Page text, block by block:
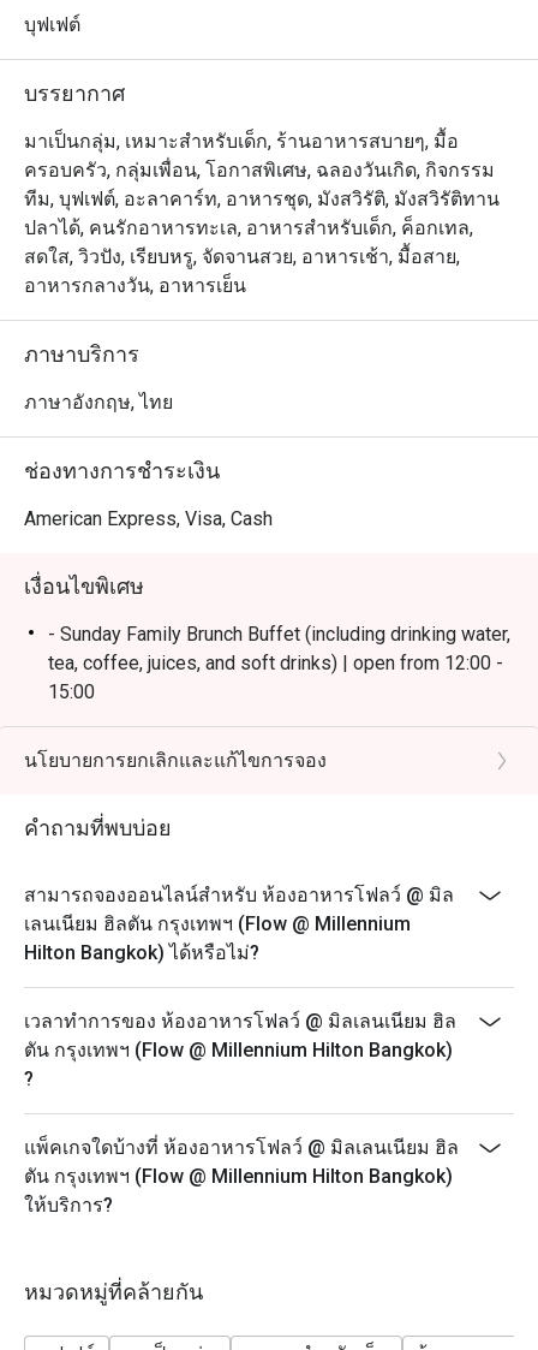
เนื้อวากิวที่ปรุงแบบสโลว์คุก และโรงละครของหวานขึ้นชื่อ
Flow @ Millennium Hilton Bangkok คือห้องอาหาร
นานาชาติที่ให้บริการบุฟเฟ่ต์ โดยตั้งอยู่ชั้น 1 ของโรงแรม
Millennium Hilton Bangkok พร้อมทางเชื่อมใกล้ไอคอน
สยามและ BTS คลองสาน บรรยากาศริมแม่น้ำเจ้าพระยา
・จุดเด่นของร้านคือบุฟเฟ่ต์คุณภาพ ทั้ง ซีฟู้ดสด, ชีสเซเล็ก
ชันหลากชนิด, และเมนูห้ามพลาดอย่าง Massaman Beef
มาก พร้อมบริการเอาใจใส่จากทีมงาน
・เหมาะสำหรับคนพื้นที่ที่ต้องการดินเนอร์บุฟเฟ่ต์รสชาติดี
มื้อครอบครัวและโอกาสพิเศษ
・เหมาะสำหรับนักท่องเที่ยวที่มองหาบุฟเฟ่ต์คุณภาพ พร้อม
วิวริมแม่น้ำ และตั้งอยู่ใกล้ไอคอนสยาม เดินทางสะดวก
เพียงเลือกเวลาที่ต้องการเพื่อรับส่วนลดค่าอาหารตามช่วง
บุฟเฟต์
บรรยากาศ
มาเป็นกลุ่ม, เหมาะสำหรับเด็ก, ร้านอาหารสบายๆ, มื้อ
ครอบครัว, กลุ่มเพื่อน, โอกาสพิเศษ, ฉลองวันเกิด, กิจกรรม
ทีม, บุฟเฟต์, อะลาคาร์ท, อาหารชุด, มังสวิรัติ, มังสวิรัติทาน
ปลาได้, คนรักอาหารทะเล, อาหารสำหรับเด็ก, ค็อกเทล,
สดใส, วิวปัง, เรียบหรู, จัดจานสวย, อาหารเช้า, มื้อสาย,
อาหารกลางวัน, อาหารเย็น
ภาษาบริการ
ภาษาอังกฤษ, ไทย
ช่องทางการชำระเงิน
American Express, Visa, Cash
เงื่อนไขพิเศษ
- Sunday Family Brunch Buffet (including drinking water,
tea, coffee, juices, and soft drinks) | open from 12:00 -
15:00
- Friday & Saturday Dinner Buffet(including drinking
water, tea, coffee, juices, and soft drinks) | open from
- Monday - Thursday: A La Carte menu start 12.00-9.30
- Friday-Saturday: A La Carte menu start 12.00-4.30 PM
- Sunday: A La Carte menu start 3.00-9.30 PM
* Prices may be changed at any time without further
Christmas, New Year, Valentine’s day etc.)
* Please be on time for your reservation to guarantee
your discount and seating. If you arrive more than 15
* Discount applies to Buffet and a la carte menu not
applicable with drinks menu and any other restaurant’s
ongoing promotion.
below for more details.
* Menu and pricing subject to change without notice.
นโยบายการยกเลิกและแก้ไขการจอง
คำถามที่พบบ่อย
สามารถจองออนไลน์สำหรับ ห้องอาหารโฟลว์ @ มิล
เลนเนียม ฮิลตัน กรุงเทพฯ (Flow @ Millennium
Hilton Bangkok) ได้หรือไม่?
เวลาทำการของ ห้องอาหารโฟลว์ @ มิลเลนเนียม ฮิล
ตัน กรุงเทพฯ (Flow @ Millennium Hilton Bangkok)
?
แพ็คเกจใดบ้างที่ ห้องอาหารโฟลว์ @ มิลเลนเนียม ฮิล
ตัน กรุงเทพฯ (Flow @ Millennium Hilton Bangkok)
ให้บริการ?
หมวดหมู่ที่คล้ายกัน